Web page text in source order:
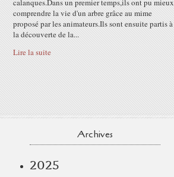
calanques.Dans un premier temps,ils ont pu mieux
comprendre la vie d'un arbre grâce au mime
proposé par les animateurs.Ils sont ensuite partis à
la découverte de la...
Lire la suite
Archives
2025